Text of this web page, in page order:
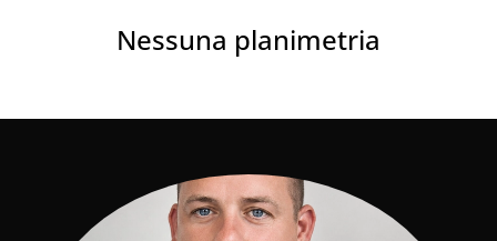
Nessuna planimetria